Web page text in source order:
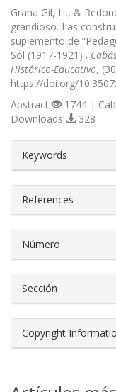
Grana Gil, I. ., &
grandioso. Las
suplemento de
Sol (1917-1921) .
Histórico-Educativo,
https://doi.org/
Abstract
1744 |
Downloads
328
Keywords
References
Número
Sección
Copyright